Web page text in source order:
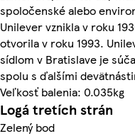
spoločenské alebo
Unilever vznikla v roku
otvorila v roku 1993.
sídlom v Bratislave je
spolu s ďalšími
Veľkosť balenia: 0.035kg
Logá tretích strán
Zelený bod